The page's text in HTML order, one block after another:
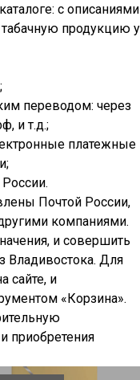
с описаниями
продукцию у
переводом: через
и т.д.;
платежные
Почтой России,
компаниями.
и совершить
Владивостока. Для
сайте, и
«Корзина».
приобретения